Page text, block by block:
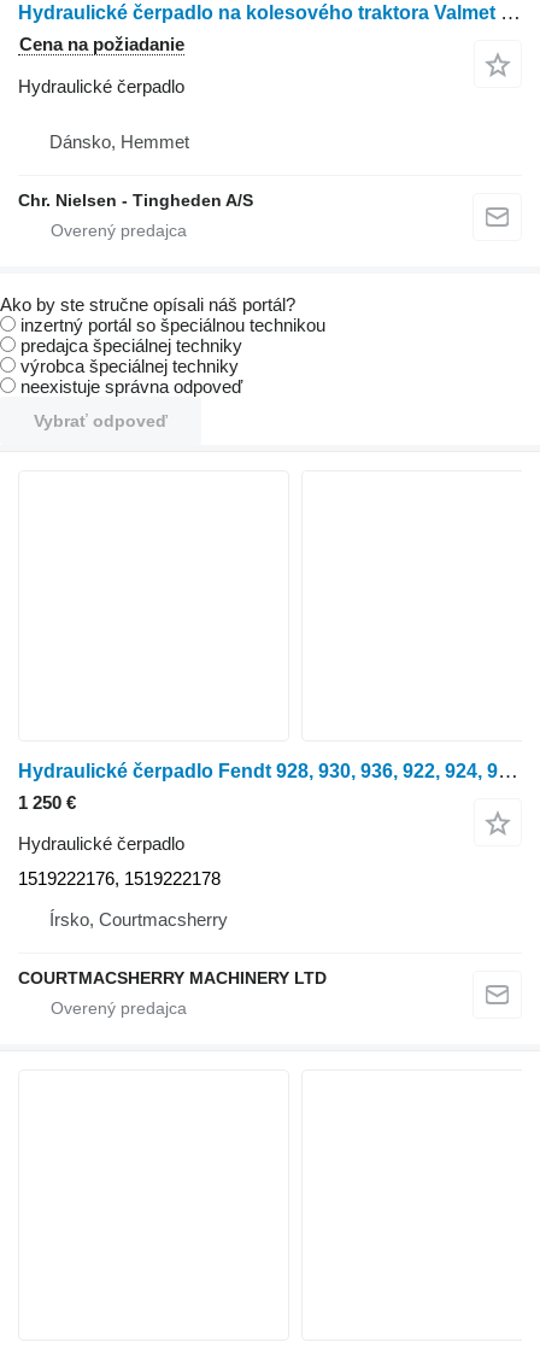
Hydraulické čerpadlo na kolesového traktora Valmet 8050
Cena na požiadanie
Hydraulické čerpadlo
Dánsko, Hemmet
Chr. Nielsen - Tingheden A/S
Ako by ste stručne opísali náš portál?
inzertný portál so špeciálnou technikou
predajca špeciálnej techniky
výrobca špeciálnej techniky
neexistuje správna odpoveď
Vybrať odpoveď
Hydraulické čerpadlo Fendt 928, 930, 936, 922, 924, 927, Hydraulic Pump G931941101010, 1519 1519222176 na kolesového traktora 928
1 250 €
Hydraulické čerpadlo
1519222176, 1519222178
Írsko, Courtmacsherry
COURTMACSHERRY MACHINERY LTD